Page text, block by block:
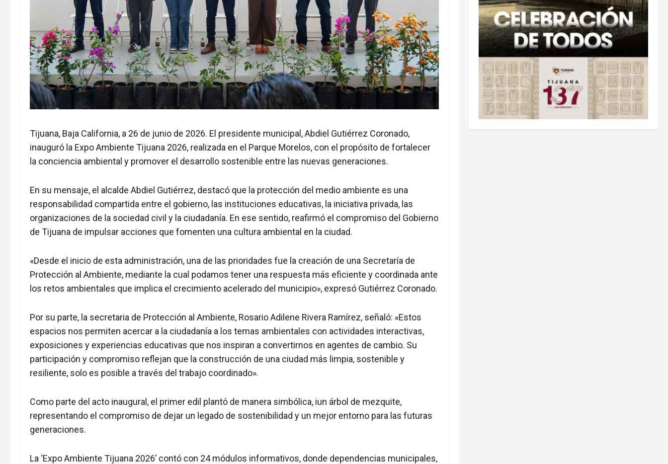
Tijuana, Baja California, a 26 de junio de 2026. El presidente municipal, Abdiel Gutiérrez Coronado,
inauguró la Expo Ambiente Tijuana 2026, realizada en el Parque Morelos, con el propósito de fortalecer
la conciencia ambiental y promover el desarrollo sostenible entre las nuevas generaciones.
En su mensaje, el alcalde Abdiel Gutiérrez, destacó que la protección del medio ambiente es una
responsabilidad compartida entre el gobierno, las instituciones educativas, la iniciativa privada, las
organizaciones de la sociedad civil y la ciudadanía. En ese sentido, reafirmó el compromiso del Gobierno
de Tijuana de impulsar acciones que fomenten una cultura ambiental en la ciudad.
«Desde el inicio de esta administración, una de las prioridades fue la creación de una Secretaría de
Protección al Ambiente, mediante la cual podamos tener una respuesta más eficiente y coordinada ante
los retos ambientales que implica el crecimiento acelerado del municipio», expresó Gutiérrez Coronado.
Por su parte, la secretaria de Protección al Ambiente, Rosario Adilene Rivera Ramírez, señaló: «Estos
espacios nos permiten acercar a la ciudadanía a los temas ambientales con actividades interactivas,
exposiciones y experiencias educativas que nos inspiran a convertirnos en agentes de cambio. Su
participación y compromiso reflejan que la construcción de una ciudad más limpia, sostenible y
resiliente, solo es posible a través del trabajo coordinado».
Como parte del acto inaugural, el primer edil plantó de manera simbólica, iun árbol de mezquite,
representando el compromiso de dejar un legado de sostenibilidad y un mejor entorno para las futuras
generaciones.
La ‘Expo Ambiente Tijuana 2026’ contó con 24 módulos informativos, donde dependencias municipales,